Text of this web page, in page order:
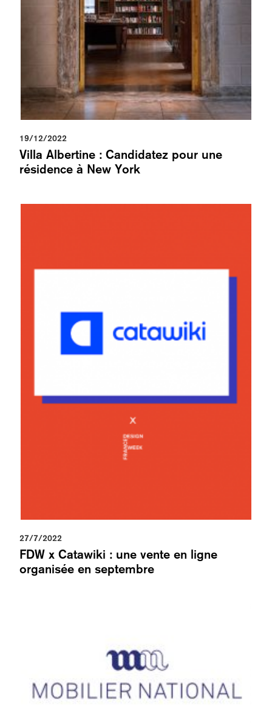
19/12/2022
Villa Albertine : Candidatez pour une
résidence à New York
27/7/2022
FDW x Catawiki : une vente en ligne
organisée en septembre